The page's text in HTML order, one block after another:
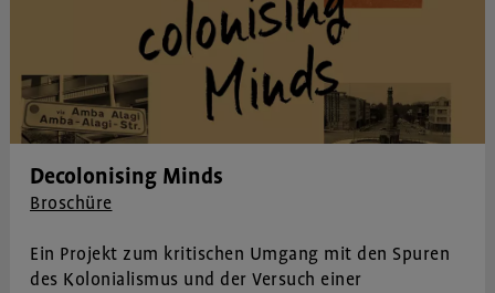
Decolonising Minds
Broschüre
Ein Projekt zum kritischen Umgang mit den Spuren
des Kolonialismus und der Versuch einer